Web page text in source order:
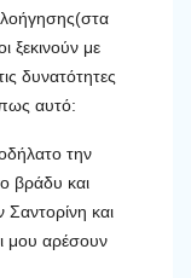
ξεκινούν με
δυνατότητες
αυτό:
την
βράδυ και
και
μου αρέσουν